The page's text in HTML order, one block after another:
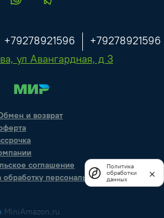
и возврат
соглашение
обработку персональных данных
MiniAmazon.ru
+79278921596
+79278921596
ул Авангардная, д 3
Политика
обработки
данных